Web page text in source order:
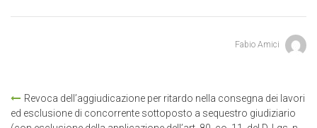
Fabio Amici
Revoca dell’aggiudicazione per ritardo nella consegna dei lavori
ed esclusione di concorrente sottoposto a sequestro giudiziario